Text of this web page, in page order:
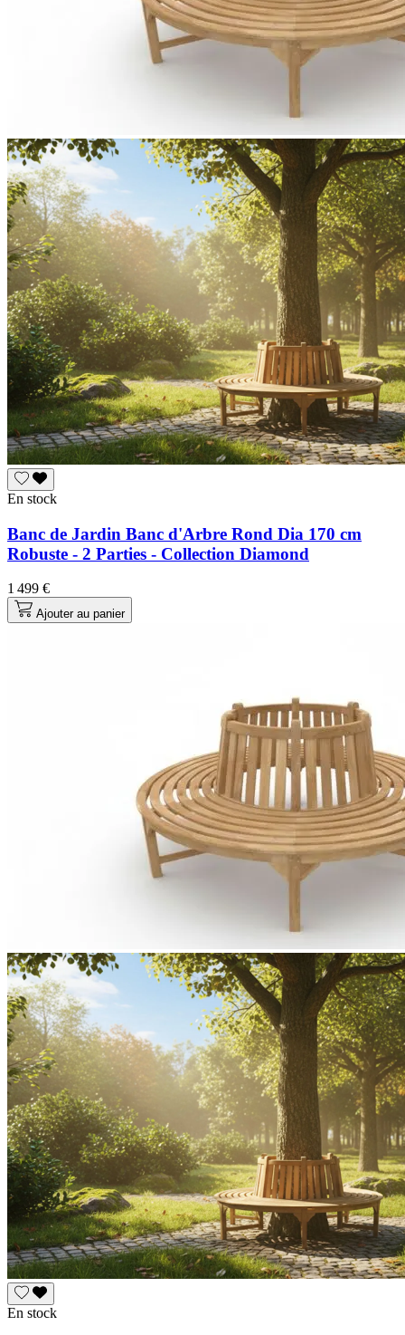
En stock
Banc de Jardin Banc d'Arbre Rond Dia 170 cm
Robuste - 2 Parties - Collection Diamond
1 499 €
Ajouter au panier
En stock